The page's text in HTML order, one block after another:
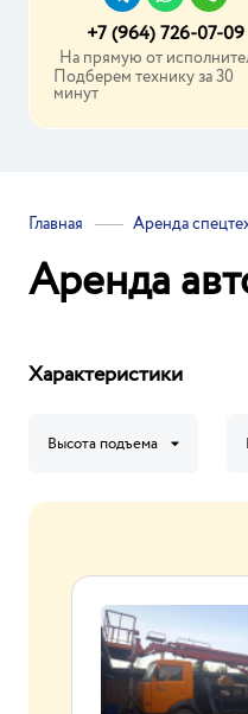
+7 (964) 726-07-09
На прямую от
Подберем технику за 30
минут
Главная Аренда
Аренда
Характеристики
Высота подъема